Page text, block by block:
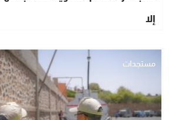
إلا
مستجدات